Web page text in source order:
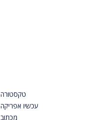
טקסטורה
עכשיו אפריקה
מכתוב